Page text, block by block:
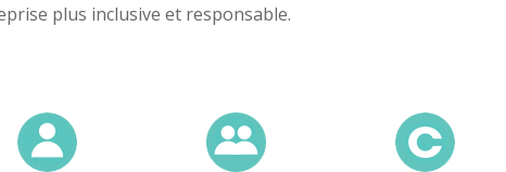
plus inclusive et responsable.